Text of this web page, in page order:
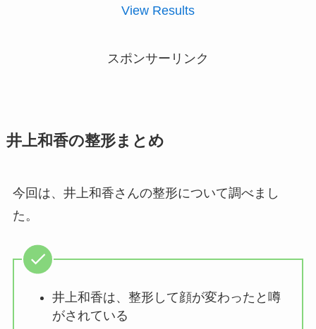
View Results
スポンサーリンク
井上和香の整形まとめ
今回は、井上和香さんの整形について調べまし
た。
井上和香は、整形して顔が変わったと噂
がされている